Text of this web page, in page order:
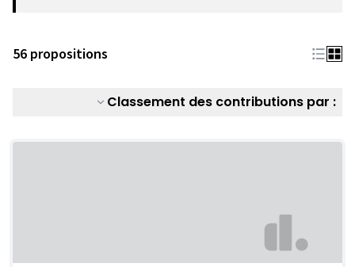
56 propositions
Classement des contributions par :